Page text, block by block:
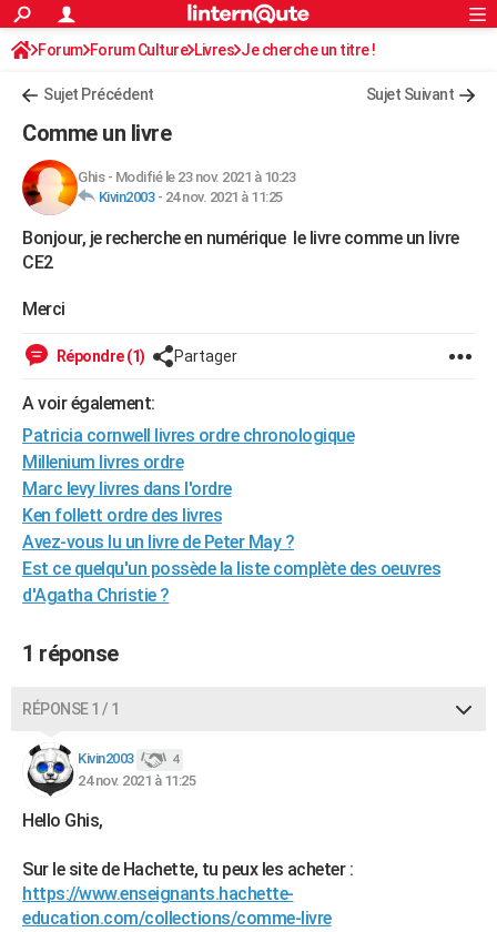
ACTUALITÉS
Politique
Société
Faits Divers
Education
Monde
Villes
+
FINANCE
Retraite
Impôts
Epargne
Immobilier
Risques naturels par ville
Banque
Assurance
Crédit
AUTO
Essais
Réserver un essai
Citadines
Berlines
SUV
Forum auto
+HIGH-TECH
WEEK-END
Art de vivre
Bien-être
Loisirs
Mode
Modes de vie
SANTE
Alimentation
Guide de la santé
Maladies
Médicaments
Sommeil
VOYAGE
Destinations
City break
Voyage nature
Voyage de noces
Forum
Climat
+PHOTO
GUIDES D'ACHAT
CARTE DE VOEUX
Carte de Noël
Carte Bonne année
Carte Saint-Valentin
Carte Pâques
Carte d'anniversaire
DICTIONNAIRE
Dictionnaire
Biographies
Citations
Expressions
Proverbes
PROGRAMME TV
COPAINS D'AVANT
Service militaire
Avis de recherche
FORUM
Bricolage
Lifestyle
Culture
Sport
Auto
Television
Voyage
Cinema
S'inscrire
Connexion
Forum Forum Culture Livres Je cherche un titre !
Sujet Précédent Sujet Suivant
Comme un livre
Ghis- Modifié le 23 nov. 2021 à 10:23
Kivin2003- 24 nov. 2021 à 11:25
Bonjour, je recherche en numérique le livre comme un livre
CE2
Merci
Répondre (1) Partager
A voir également:
Patricia cornwell livres ordre chronologique
Millenium livres ordre
Marc levy livres dans l'ordre
Ken follett ordre des livres
Avez-vous lu un livre de Peter May ?
Est ce quelqu'un possède la liste complète des oeuvres
d'Agatha Christie ?
1 réponse
RÉPONSE 1 / 1
Kivin2003 4
24 nov. 2021 à 11:25
Hello Ghis,
Sur le site de Hachette, tu peux les acheter :
https://www.enseignants.hachette-
education.com/collections/comme-livre